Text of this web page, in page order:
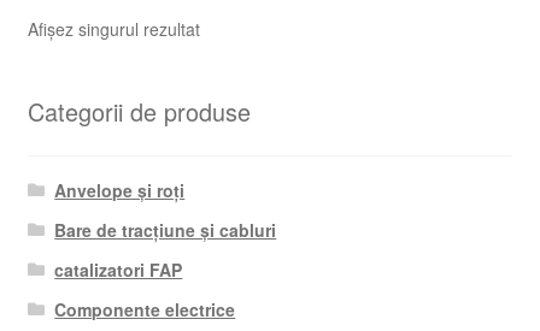
Afișez singurul rezultat
Categorii de produse
Anvelope și roți
Bare de tracțiune și cabluri
catalizatori FAP
Componente electrice